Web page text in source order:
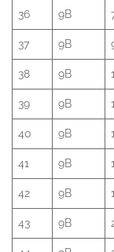
36 9B
37 9B
38 9B
39 9B
40 9B
41 9B
42 9B
43 9B